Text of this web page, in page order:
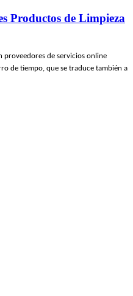
Productos de Limpieza
proveedores de servicios online
de tiempo, que se traduce también a